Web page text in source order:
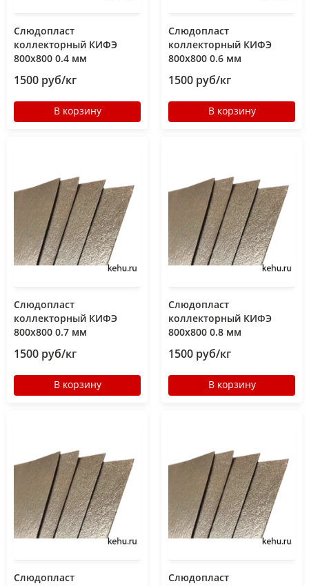
Слюдопласт
коллекторный КИФЭ
800x800 0.4 мм
1500 руб/кг
В корзину
Слюдопласт
коллекторный КИФЭ
800x800 0.6 мм
1500 руб/кг
В корзину
Слюдопласт
коллекторный КИФЭ
800x800 0.7 мм
1500 руб/кг
В корзину
Слюдопласт
коллекторный КИФЭ
800x800 0.8 мм
1500 руб/кг
В корзину
Слюдопласт
Слюдопласт